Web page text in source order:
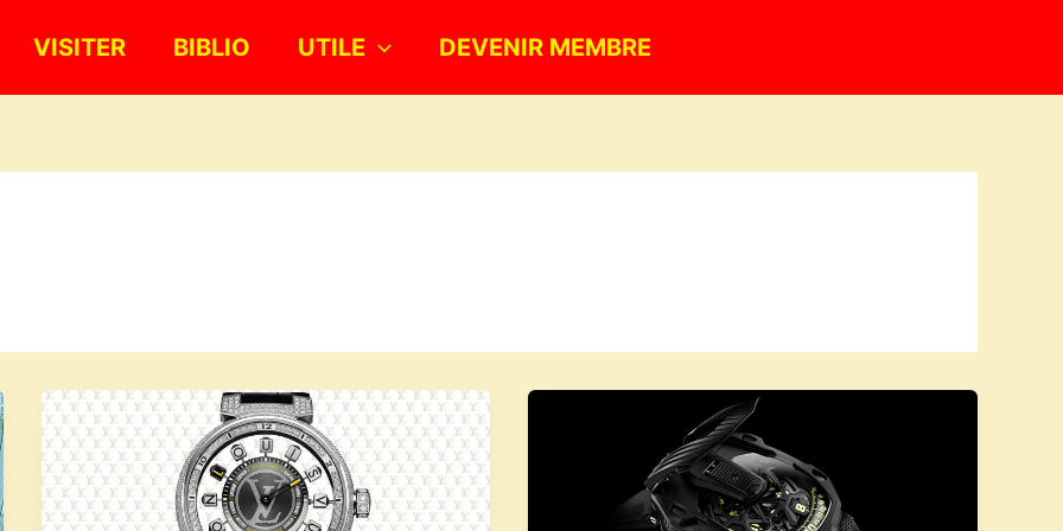
VISITER BIBLIO UTILE DEVENIR MEMBRE